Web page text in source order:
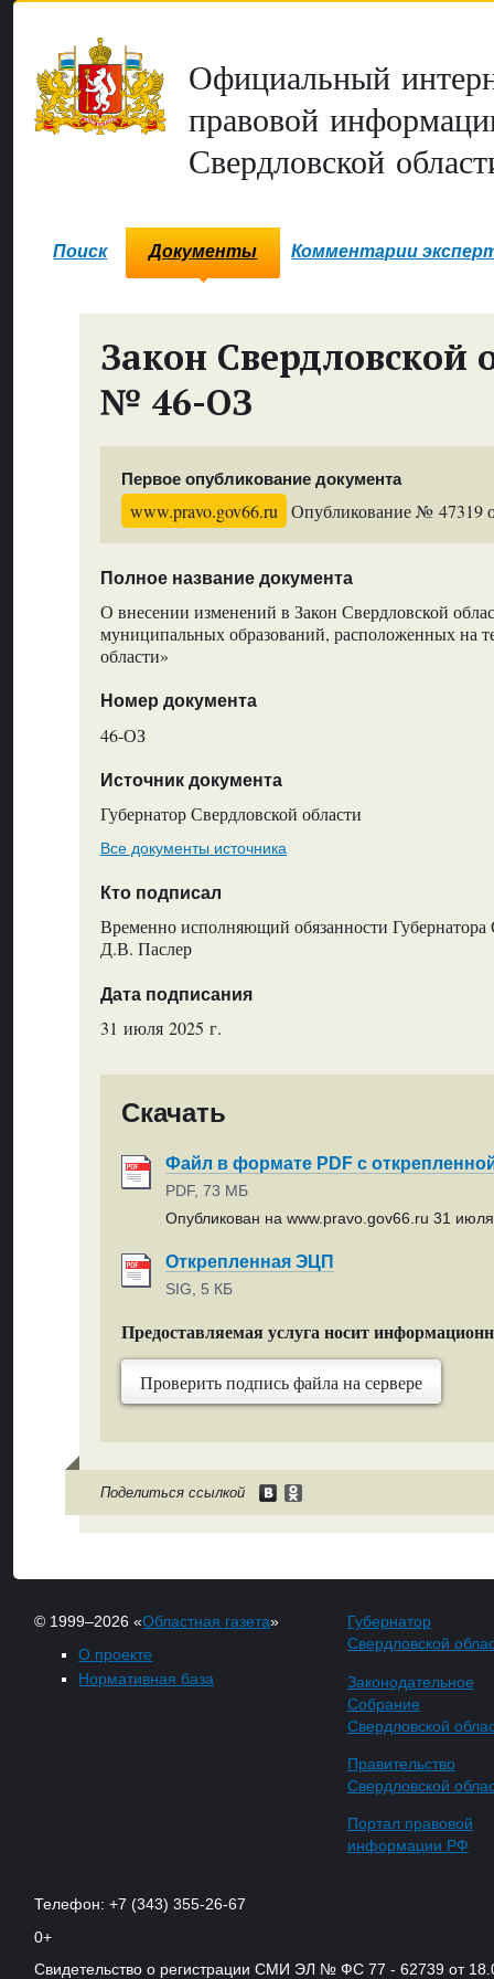
Официальный
правовой
Свердловской
Поиск Документы Комментарии
Закон Свердловской
№ 46-ОЗ
Первое опубликование документа
www.pravo.gov66.ru Опубликование № 47319
Полное название документа
О внесении изменений в Закон Свердловской
муниципальных образований, расположенных на
области»
Номер документа
46-ОЗ
Источник документа
Губернатор Свердловской области
Все документы источника
Кто подписал
Временно исполняющий обязанности Губернатора
Д.В. Паслер
Дата подписания
31 июля 2025 г.
Скачать
Файл в формате PDF с
PDF, 73 МБ
Опубликован на www.pravo.gov66.ru 31 июля
Открепленная ЭЦП
SIG, 5 КБ
Предоставляемая услуга носит
Проверить подпись файла на сервере
Поделиться ссылкой
© 1999–2026 «Областная газета»
О проекте
Нормативная база
Губернатор
Свердловской
Законодательное
Собрание
Свердловской
Правительство
Свердловской
Портал правовой
информации РФ
Телефон: +7 (343) 355-26-67
0+
Свидетельство о регистрации СМИ ЭЛ № ФС 77 - 62739 от